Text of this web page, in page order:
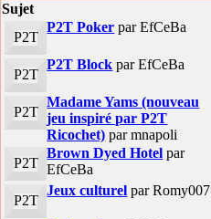
Sujet
P2T
P2T Poker par EfCeBa
P2T
P2T Block par EfCeBa
P2T
Madame Yams (nouveau
jeu inspiré par P2T
Ricochet) par mnapoli
P2T
Brown Dyed Hotel par
EfCeBa
P2T
Jeux culturel par Romy007